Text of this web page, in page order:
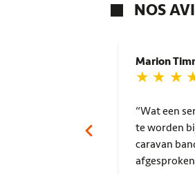
NOS
Marion
Wat een service! Maandag kwamen we
te worden
caravan